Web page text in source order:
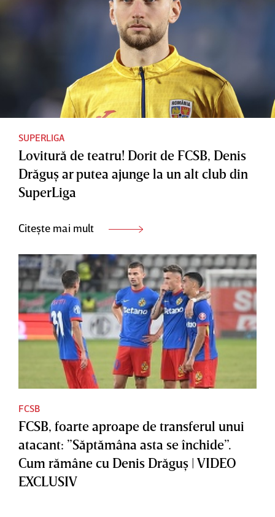
SUPERLIGA
Lovitură de teatru! Dorit de FCSB, Denis
Drăguş ar putea ajunge la un alt club din
SuperLiga
Citește mai mult
FCSB
FCSB, foarte aproape de transferul unui
atacant: ”Săptămâna asta se închide”.
Cum rămâne cu Denis Drăguş | VIDEO
EXCLUSIV